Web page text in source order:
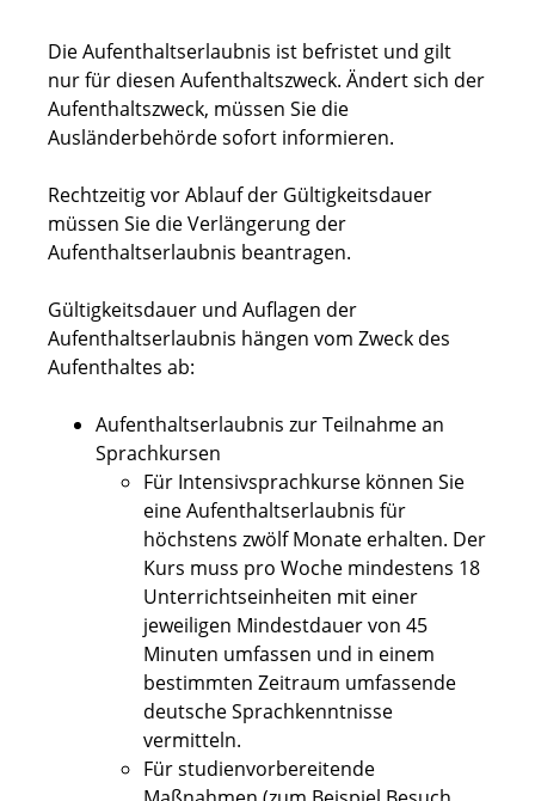
Die Aufenthaltserlaubnis ist befristet und gilt
nur für diesen Aufenthaltszweck. Ändert sich der
Aufenthaltszweck, müssen Sie die
Ausländerbehörde sofort informieren.
Rechtzeitig vor Ablauf der Gültigkeitsdauer
müssen Sie die Verlängerung der
Aufenthaltserlaubnis beantragen.
Gültigkeitsdauer und Auflagen der
Aufenthaltserlaubnis hängen vom Zweck des
Aufenthaltes ab:
Aufenthaltserlaubnis zur Teilnahme an
Sprachkursen
Für Intensivsprachkurse können Sie
eine Aufenthaltserlaubnis für
höchstens zwölf Monate erhalten. Der
Kurs muss pro Woche mindestens 18
Unterrichtseinheiten mit einer
jeweiligen Mindestdauer von 45
Minuten umfassen und in einem
bestimmten Zeitraum umfassende
deutsche Sprachkenntnisse
vermitteln.
Für studienvorbereitende